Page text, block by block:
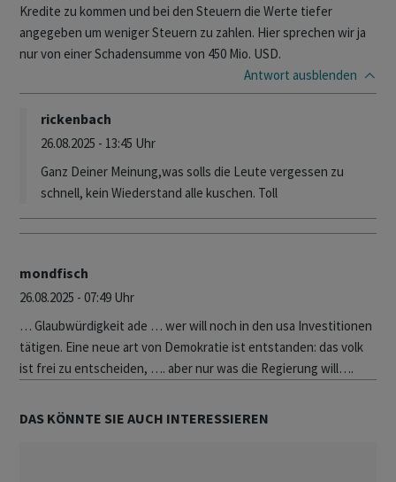
Kredite zu kommen und bei den Steuern die Werte tiefer
angegeben um weniger Steuern zu zahlen. Hier sprechen wir ja
nur von einer Schadensumme von 450 Mio. USD.
Antwort ausblenden
rickenbach
26.08.2025 - 13:45 Uhr
Ganz Deiner Meinung,was solls die Leute vergessen zu
schnell, kein Wiederstand alle kuschen. Toll
mondfisch
26.08.2025 - 07:49 Uhr
… Glaubwürdigkeit ade … wer will noch in den usa Investitionen
tätigen. Eine neue art von Demokratie ist entstanden: das volk
ist frei zu entscheiden, …. aber nur was die Regierung will….
DAS KÖNNTE SIE AUCH INTERESSIEREN